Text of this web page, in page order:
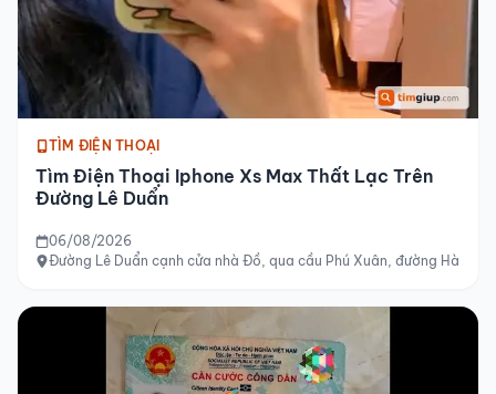
TÌM ĐIỆN THOẠI
Tìm Điện Thoại Iphone Xs Max Thất Lạc Trên
Đường Lê Duẩn
06/08/2026
Đường Lê Duẩn cạnh cửa nhà Đồ, qua cầu Phú Xuân, đường Hà Nội